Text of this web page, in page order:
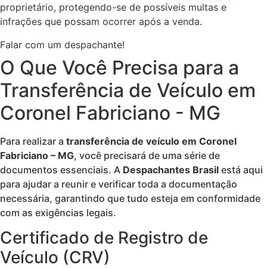
proprietário, protegendo-se de possíveis multas e
infrações que possam ocorrer após a venda.
Falar com um despachante!
O Que Você Precisa para a
Transferência de Veículo em
Coronel Fabriciano - MG
Para realizar a transferência de veículo em Coronel
Fabriciano – MG, você precisará de uma série de
documentos essenciais. A Despachantes Brasil está aqui
para ajudar a reunir e verificar toda a documentação
necessária, garantindo que tudo esteja em conformidade
com as exigências legais.
Certificado de Registro de
Veículo (CRV)